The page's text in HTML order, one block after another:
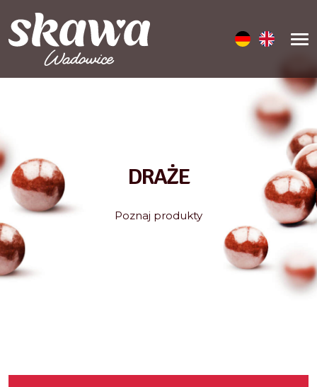
DRAŻE
Poznaj produkty